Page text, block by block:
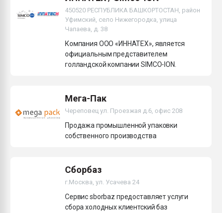
450520 РЕСПУБЛИКА БАШКОРТОСТАН, район
Уфимский, село Нижегородка, улица
Чапаева, д. 38
Компания ООО «ИННАТЕХ», является
официальным представителем
голландской компании SIMCO-ION.
Мега-Пак
Череповец ул. Проезжая д.6, офис 208
Продажа промышленной упаковки
собственного производства
Сборбаз
г.Москва, ул. Усачева 24
Сервис sborbaz предоставляет услуги
сбора холодных клиентский баз